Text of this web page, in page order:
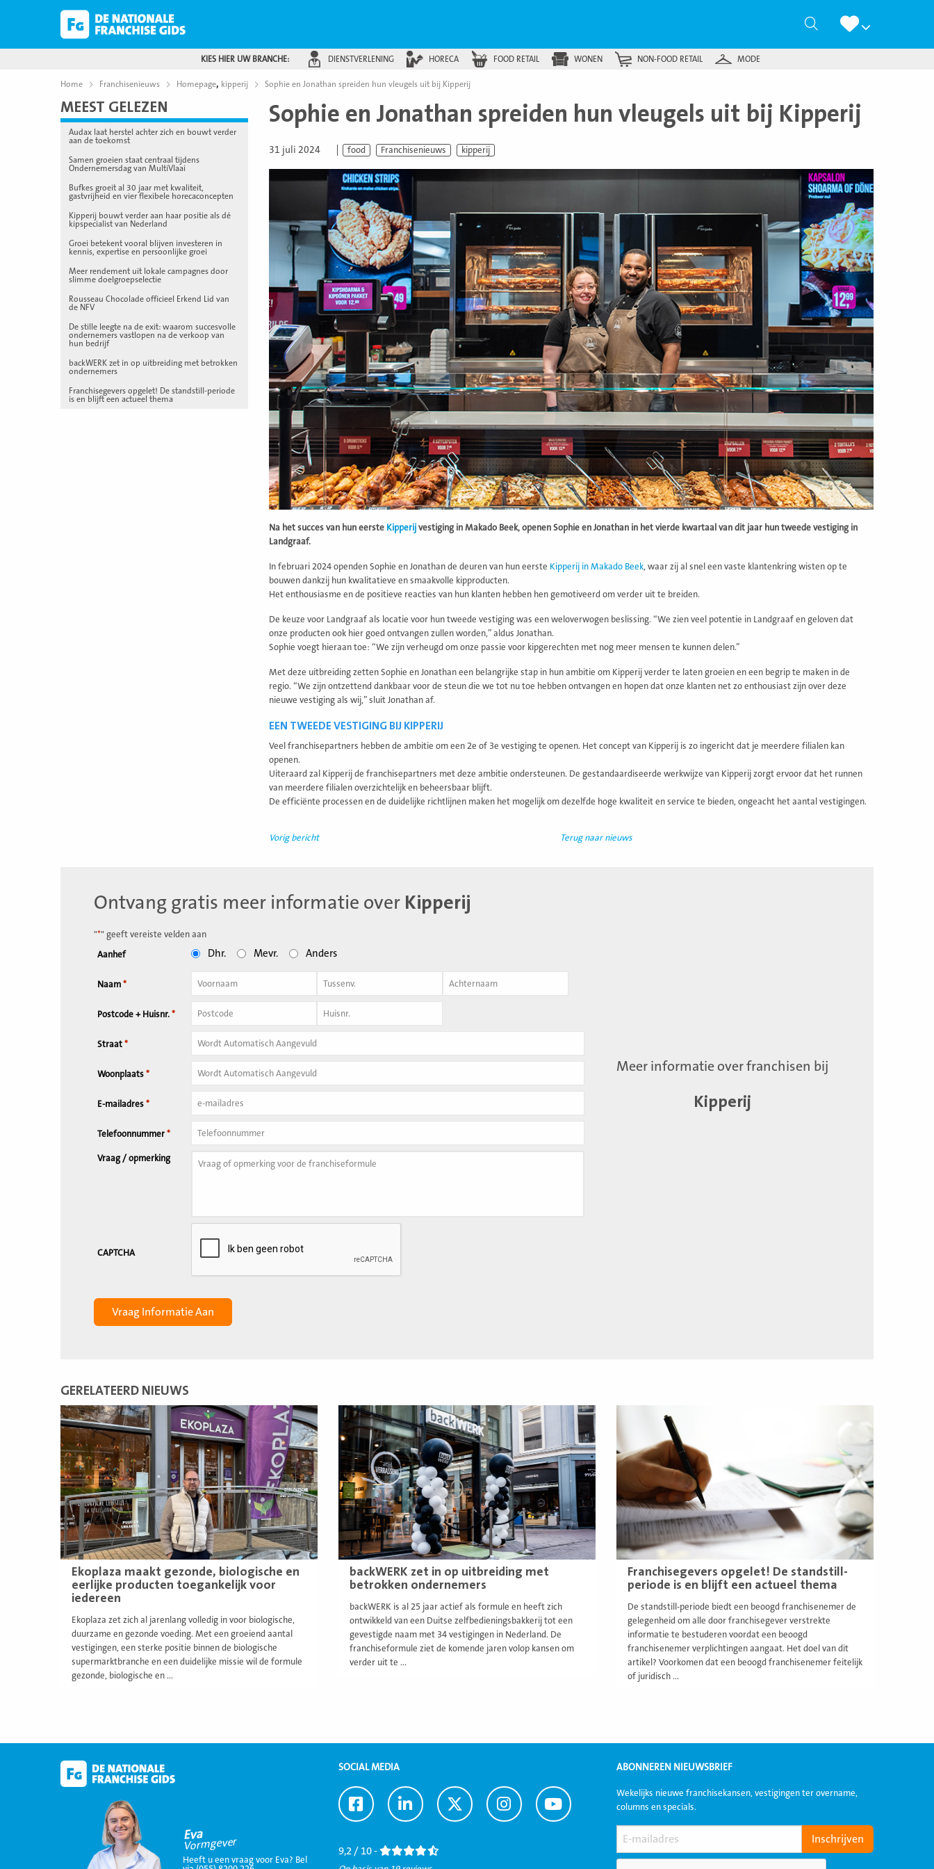
Zoeken
KIES HIER UW BRANCHE: DIENSTVERLENING HORECA FOOD RETAIL WONEN NON-FOOD RETAIL MODE
Home Franchisenieuws Homepage, kipperij Sophie en Jonathan spreiden hun vleugels uit bij Kipperij
MEEST GELEZEN
Audax laat herstel achter zich en bouwt verder
aan de toekomst
Samen groeien staat centraal tijdens
Ondernemersdag van MultiVlaai
Bufkes groeit al 30 jaar met kwaliteit,
gastvrijheid en vier flexibele horecaconcepten
Kipperij bouwt verder aan haar positie als dé
kipspecialist van Nederland
Groei betekent vooral blijven investeren in
kennis, expertise en persoonlijke groei
Meer rendement uit lokale campagnes door
slimme doelgroepselectie
Rousseau Chocolade officieel Erkend Lid van
de NFV
De stille leegte na de exit: waarom succesvolle
ondernemers vastlopen na de verkoop van
hun bedrijf
backWERK zet in op uitbreiding met betrokken
ondernemers
Franchisegevers opgelet! De standstill-periode
is en blijft een actueel thema
Sophie en Jonathan spreiden hun vleugels uit bij Kipperij
31 juli 2024 food Franchisenieuws kipperij
Na het succes van hun eerste Kipperij vestiging in Makado Beek, openen Sophie en Jonathan in het vierde kwartaal van dit jaar hun tweede vestiging in
Landgraaf.
In februari 2024 openden Sophie en Jonathan de deuren van hun eerste Kipperij in Makado Beek, waar zij al snel een vaste klantenkring wisten op te
bouwen dankzij hun kwalitatieve en smaakvolle kipproducten.
Het enthousiasme en de positieve reacties van hun klanten hebben hen gemotiveerd om verder uit te breiden.
De keuze voor Landgraaf als locatie voor hun tweede vestiging was een weloverwogen beslissing. “We zien veel potentie in Landgraaf en geloven dat
onze producten ook hier goed ontvangen zullen worden,” aldus Jonathan.
Sophie voegt hieraan toe: “We zijn verheugd om onze passie voor kipgerechten met nog meer mensen te kunnen delen.”
Met deze uitbreiding zetten Sophie en Jonathan een belangrijke stap in hun ambitie om Kipperij verder te laten groeien en een begrip te maken in de
regio. “We zijn ontzettend dankbaar voor de steun die we tot nu toe hebben ontvangen en hopen dat onze klanten net zo enthousiast zijn over deze
nieuwe vestiging als wij,” sluit Jonathan af.
EEN TWEEDE VESTIGING BIJ KIPPERIJ
Veel franchisepartners hebben de ambitie om een 2e of 3e vestiging te openen. Het concept van Kipperij is zo ingericht dat je meerdere filialen kan
openen.
Uiteraard zal Kipperij de franchisepartners met deze ambitie ondersteunen. De gestandaardiseerde werkwijze van Kipperij zorgt ervoor dat het runnen
van meerdere filialen overzichtelijk en beheersbaar blijft.
De efficiënte processen en de duidelijke richtlijnen maken het mogelijk om dezelfde hoge kwaliteit en service te bieden, ongeacht het aantal vestigingen.
Vorig bericht Terug naar nieuws
Ontvang gratis meer informatie over Kipperij
"*" geeft vereiste velden aan
Aanhef Dhr. Mevr. Anders
Naam *
Postcode + Huisnr. *
Straat *
Woonplaats *
E-mailadres *
Telefoonnummer *
Vraag / opmerking
CAPTCHA
Meer informatie over franchisen bij
Kipperij
GERELATEERD NIEUWS
Ekoplaza maakt gezonde, biologische en
eerlijke producten toegankelijk voor
iedereen
Ekoplaza zet zich al jarenlang volledig in voor biologische,
duurzame en gezonde voeding. Met een groeiend aantal
vestigingen, een sterke positie binnen de biologische
supermarktbranche en een duidelijke missie wil de formule
gezonde, biologische en ...
Lees
meer
backWERK zet in op uitbreiding met
betrokken ondernemers
backWERK is al 25 jaar actief als formule en heeft zich
ontwikkeld van een Duitse zelfbedieningsbakkerij tot een
gevestigde naam met 34 vestigingen in Nederland. De
franchiseformule ziet de komende jaren volop kansen om
verder uit te ...
Lees
meer
Franchisegevers opgelet! De standstill-
periode is en blijft een actueel thema
De standstill-periode biedt een beoogd franchisenemer de
gelegenheid om alle door franchisegever verstrekte
informatie te bestuderen voordat een beoogd
franchisenemer verplichtingen aangaat. Het doel van dit
artikel? Voorkomen dat een beoogd franchisenemer feitelijk
of juridisch ...
Eva
Vormgever
Heeft u een vraag voor Eva? Bel
SOCIAL MEDIA
Ga
naar
Ga
naar
Ga
naar
Ga
naar
Ga
naar
9,2 / 10 -
ABONNEREN NIEUWSBRIEF
Wekelijks nieuwe franchisekansen, vestigingen ter overname,
columns en specials.